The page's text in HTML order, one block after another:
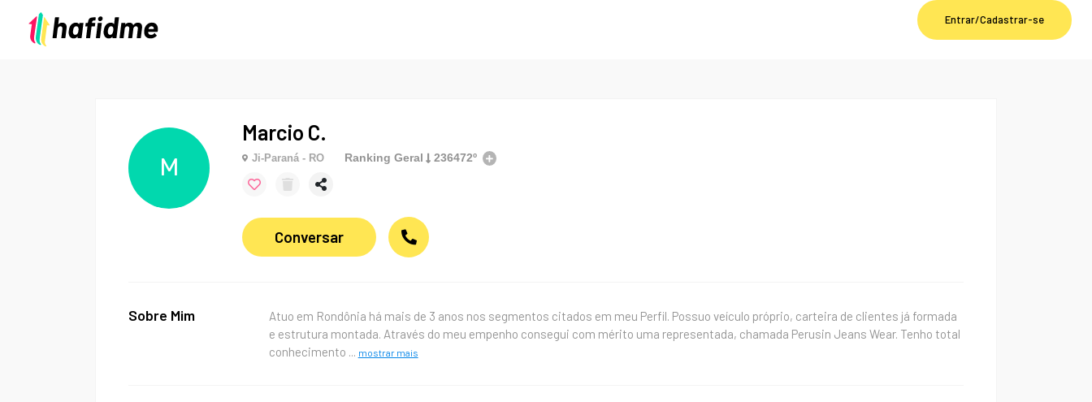
Entrar/Cadastrar-se
M
Marcio C.
Ji-Paraná - RO Ranking Geral 236472º
Conversar
Sobre Mim
Atuo em Rondônia há mais de 3 anos nos segmentos citados em meu Perfil. Possuo veículo próprio, carteira de clientes já formada
e estrutura montada. Através do meu empenho consegui com mérito uma representada, chamada Perusin Jeans Wear. Tenho total
conhecimento ... mostrar mais